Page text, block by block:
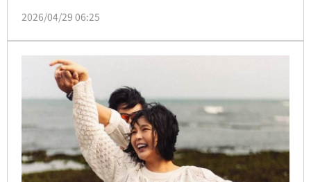
是，阿Sa 2019年曾兩度凍卵，一共凍了20顆卵子，過
2026/04/29 06:25